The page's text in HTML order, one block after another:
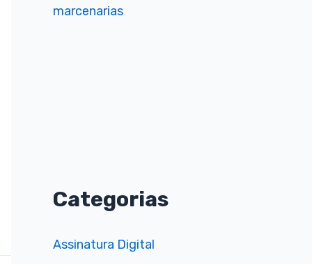
Categorias
Assinatura Digital